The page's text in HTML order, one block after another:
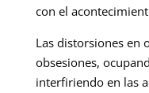
con el
Las distorsiones en
obsesiones,
interfiriendo en las